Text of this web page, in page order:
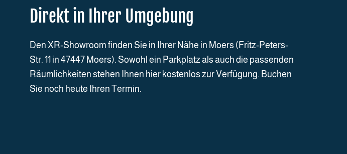
Direkt in Ihrer Umgebung
Den XR-Showroom finden Sie in Ihrer Nähe in Moers (Fritz-Peters-
Str. 11 in 47447 Moers). Sowohl ein Parkplatz als auch die passenden
Räumlichkeiten stehen Ihnen hier kostenlos zur Verfügung. Buchen
Sie noch heute Ihren Termin.